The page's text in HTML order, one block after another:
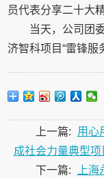
员代表分享二十大
当天，公司团
济智科项目“雷锋服
上一篇:
用心
成社会力量典型项
下一篇:
上